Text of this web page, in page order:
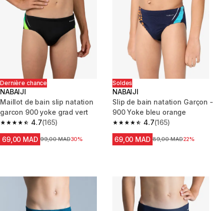
Dernière chance
NABAIJI
Maillot de bain slip natation
garcon 900 yoke grad vert
4.7
4.7 out of 5 stars from 165 reviews
(165)
69,00 MAD Prix avant la réduction
99,00 MAD30%
Soldes
NABAIJI
Slip de bain natation Garçon -
900 Yoke bleu orange
4.7
4.7 out of 5 stars from 165
(165)
69,00 MAD Prix avant la réduction
89,00 MAD22%